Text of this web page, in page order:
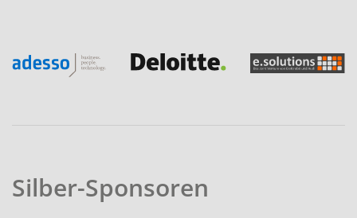
Silber-Sponsoren